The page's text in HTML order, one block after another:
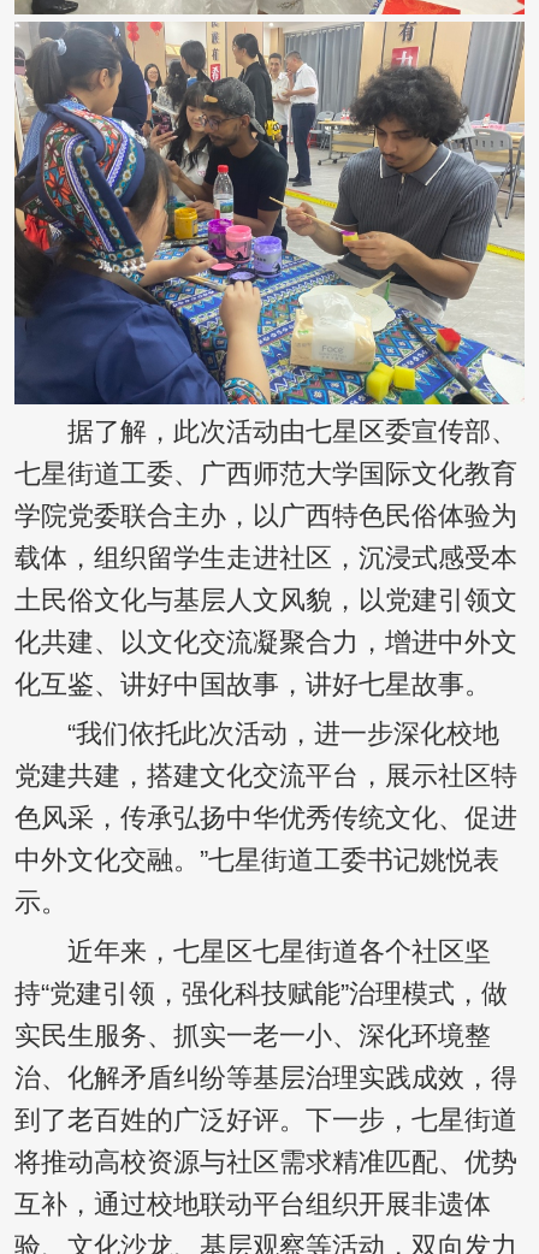
据了解，此次活动由七星区委宣传部、
七星街道工委、广西师范大学国际文化教育
学院党委联合主办，以广西特色民俗体验为
载体，组织留学生走进社区，沉浸式感受本
土民俗文化与基层人文风貌，以党建引领文
化共建、以文化交流凝聚合力，增进中外文
化互鉴、讲好中国故事，讲好七星故事。
“我们依托此次活动，进一步深化校地
党建共建，搭建文化交流平台，展示社区特
色风采，传承弘扬中华优秀传统文化、促进
中外文化交融。”七星街道工委书记姚悦表
示。
近年来，七星区七星街道各个社区坚
持“党建引领，强化科技赋能”治理模式，做
实民生服务、抓实一老一小、深化环境整
治、化解矛盾纠纷等基层治理实践成效，得
到了老百姓的广泛好评。下一步，七星街道
将推动高校资源与社区需求精准匹配、优势
互补，通过校地联动平台组织开展非遗体
验、文化沙龙、基层观察等活动，双向发力